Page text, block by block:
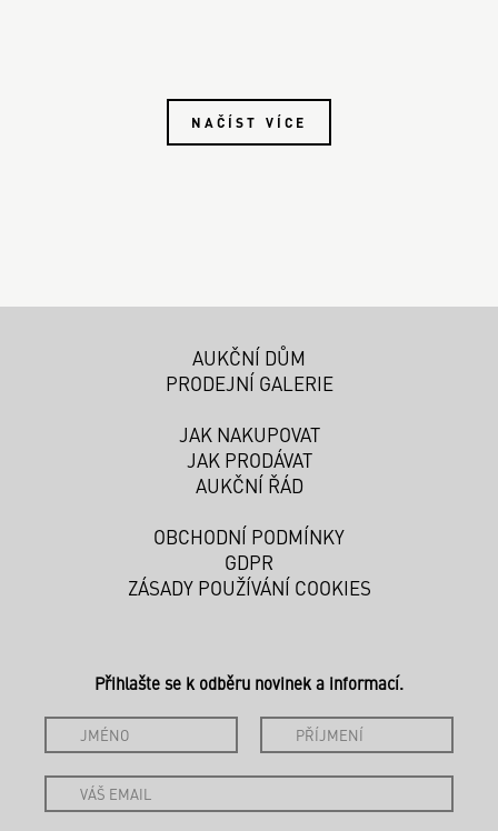
NAČÍST VÍCE
AUKČNÍ DŮM
PRODEJNÍ GALERIE
JAK NAKUPOVAT
JAK PRODÁVAT
AUKČNÍ ŘÁD
OBCHODNÍ PODMÍNKY
GDPR
ZÁSADY POUŽÍVÁNÍ COOKIES
Přihlašte se k odběru novinek a informací.